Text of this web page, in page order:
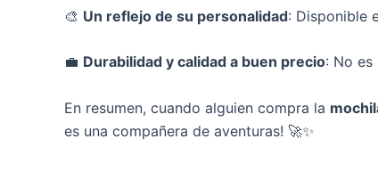
🎨 Un reflejo de su personalidad: Disponible
💼 Durabilidad y calidad a buen precio: No
En resumen, cuando alguien compra la
es una compañera de aventuras! 🚀✨